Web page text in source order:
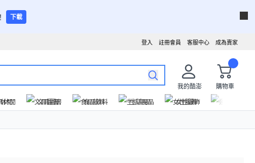
下載
成為賣家
客服中心
註冊會員
登入
我的酷澎
購物車
休閒 文具圖書 食品飲料 生活用品 女性服飾